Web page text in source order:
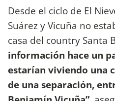
Desde el ciclo de El
Suárez y Vicuña no
casa del country Santa
información hace un
estarían viviendo una
de una separación,